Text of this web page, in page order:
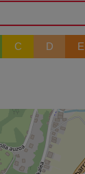
C D E